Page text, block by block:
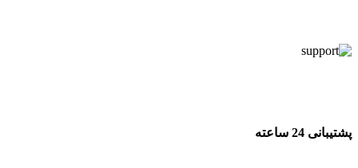
پشتیبانی 24 ساعته